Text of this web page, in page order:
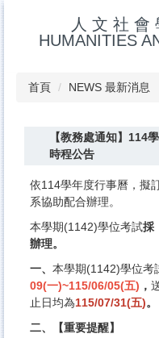
人 文 社 會
HUMANITIES
首頁 NEWS 最新消息
【教務處通知】114
時程公告
依114學年度行事曆，擬
系協助配合辦理。
本學期(1142)學位考試採
辦理。
一、 本學期(1142)學位考
09(一)~115/06/05(五) ，
止日均為115/07/31(五)。
二、【重要提醒】